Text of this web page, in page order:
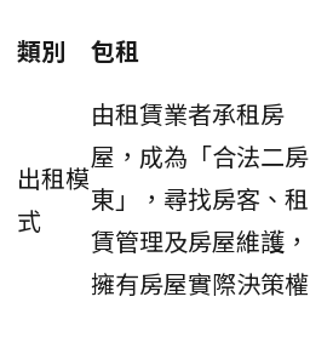
類別 包租
出租模
式
由租賃業者承租房
屋，成為「合法二房
東」，尋找房客、租
賃管理及房屋維護，
擁有房屋實際決策權